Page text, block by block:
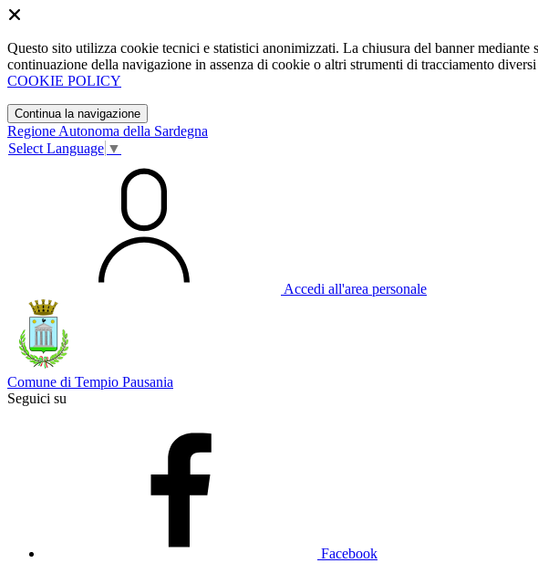
Questo sito utilizza cookie tecnici e statistici anonimizzati. La chiusura del banner
continuazione della navigazione in assenza di cookie o altri strumenti di tracciamento
COOKIE POLICY
Continua la navigazione
Regione Autonoma della Sardegna
Select Language ▼
Accedi all'area personale
Comune di Tempio Pausania
Seguici su
Facebook